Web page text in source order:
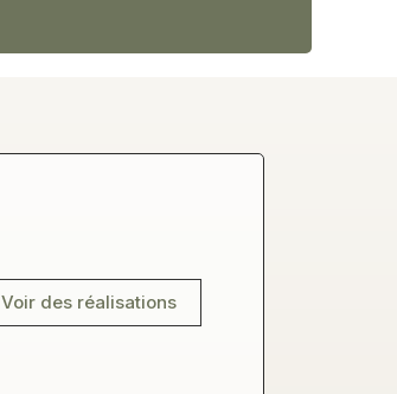
Voir des réalisations